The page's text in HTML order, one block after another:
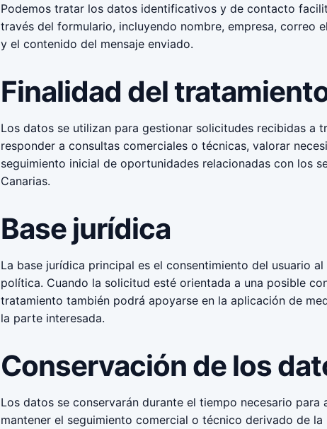
Podemos tratar los datos identificativos y de contacto
través del formulario, incluyendo nombre, empresa, correo
y el contenido del mensaje enviado.
Finalidad del
Los datos se utilizan para gestionar solicitudes recibidas a
responder a consultas comerciales o técnicas, valorar
seguimiento inicial de oportunidades relacionadas con los
Canarias.
Base jurídica
La base jurídica principal es el consentimiento del usuario
política. Cuando la solicitud esté orientada a una posible
tratamiento también podrá apoyarse en la aplicación de
la parte interesada.
Conservación de los
Los datos se conservarán durante el tiempo necesario para
mantener el seguimiento comercial o técnico derivado de